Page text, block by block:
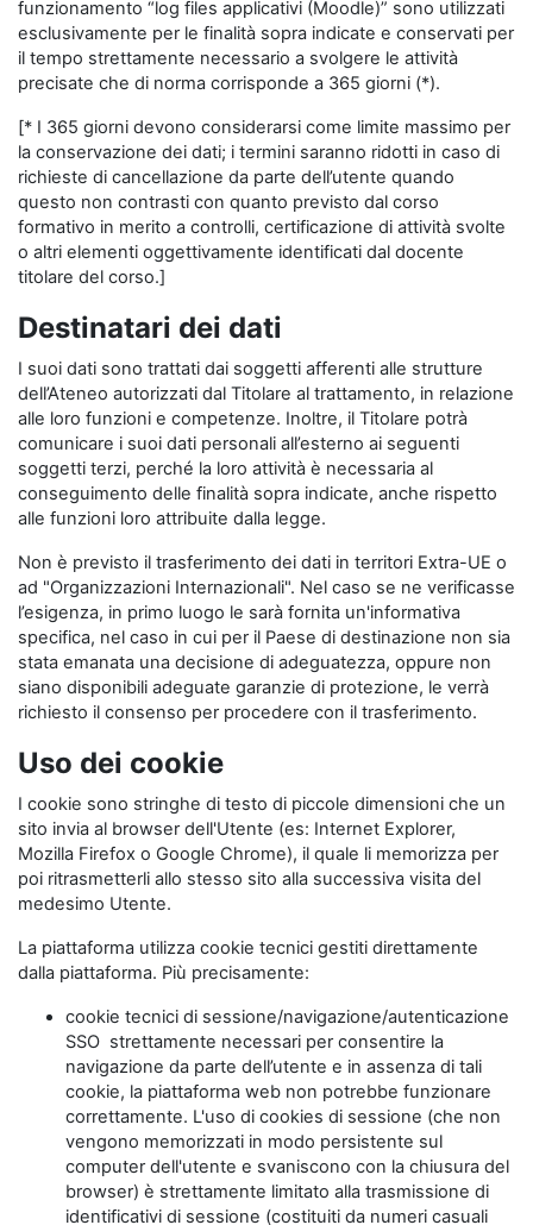
funzionamento “log files applicativi (Moodle)” sono utilizzati
esclusivamente per le finalità sopra indicate e conservati per
il tempo strettamente necessario a svolgere le attività
precisate che di norma corrisponde a 365 giorni (*).
[* I 365 giorni devono considerarsi come limite massimo per
la conservazione dei dati; i termini saranno ridotti in caso di
richieste di cancellazione da parte dell’utente quando
questo non contrasti con quanto previsto dal corso
formativo in merito a controlli, certificazione di attività svolte
o altri elementi oggettivamente identificati dal docente
titolare del corso.]
Destinatari dei dati
I suoi dati sono trattati dai soggetti afferenti alle strutture
dell’Ateneo autorizzati dal Titolare al trattamento, in relazione
alle loro funzioni e competenze. Inoltre, il Titolare potrà
comunicare i suoi dati personali all’esterno ai seguenti
soggetti terzi, perché la loro attività è necessaria al
conseguimento delle finalità sopra indicate, anche rispetto
alle funzioni loro attribuite dalla legge.
Non è previsto il trasferimento dei dati in territori Extra-UE o
ad "Organizzazioni Internazionali". Nel caso se ne verificasse
l’esigenza, in primo luogo le sarà fornita un'informativa
specifica, nel caso in cui per il Paese di destinazione non sia
stata emanata una decisione di adeguatezza, oppure non
siano disponibili adeguate garanzie di protezione, le verrà
richiesto il consenso per procedere con il trasferimento.
Uso dei cookie
I cookie sono stringhe di testo di piccole dimensioni che un
sito invia al browser dell'Utente (es: Internet Explorer,
Mozilla Firefox o Google Chrome), il quale li memorizza per
poi ritrasmetterli allo stesso sito alla successiva visita del
medesimo Utente.
La piattaforma utilizza cookie tecnici gestiti direttamente
dalla piattaforma. Più precisamente:
cookie tecnici di sessione/navigazione/autenticazione
SSO strettamente necessari per consentire la
navigazione da parte dell’utente e in assenza di tali
cookie, la piattaforma web non potrebbe funzionare
correttamente. L'uso di cookies di sessione (che non
vengono memorizzati in modo persistente sul
computer dell'utente e svaniscono con la chiusura del
browser) è strettamente limitato alla trasmissione di
identificativi di sessione (costituiti da numeri casuali